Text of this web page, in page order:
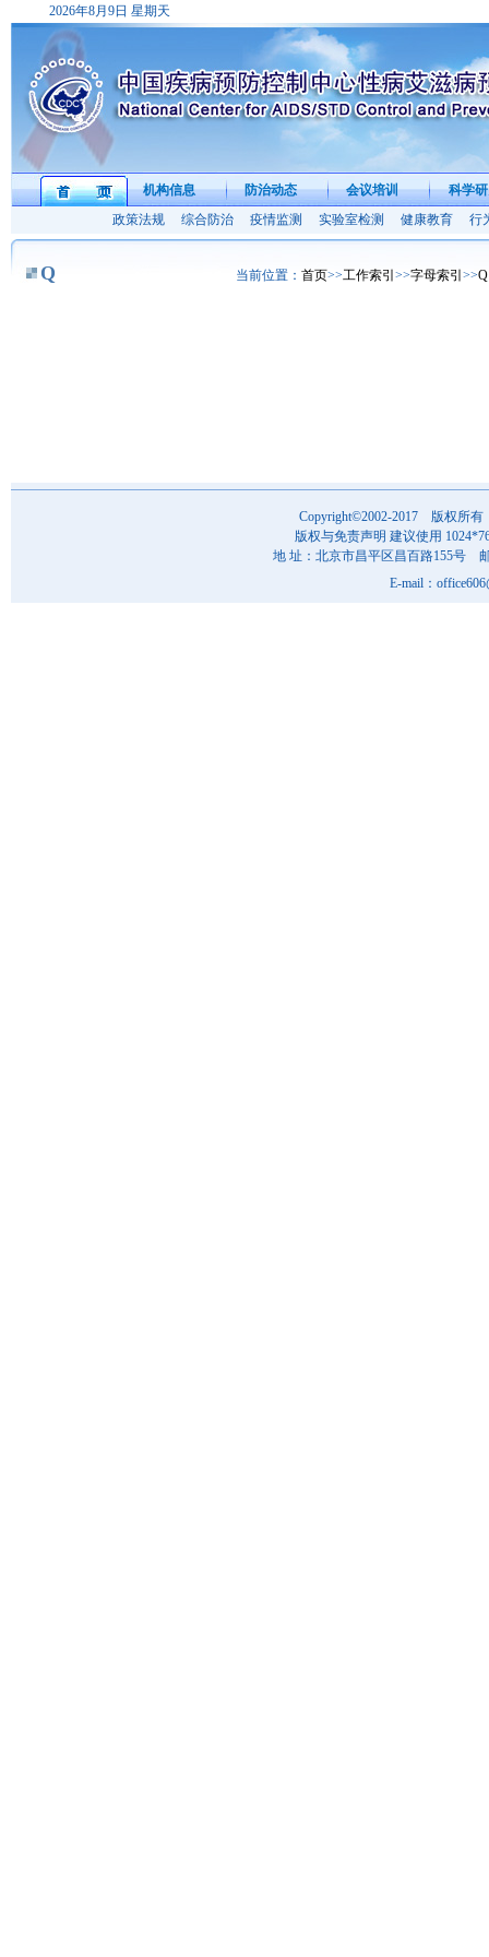
2026年8月9日 星期天
首 页 机构信息 防治动态 会议培训
科学
政策法规
综合防治 疫情监测 实验室检测 健康教育 行
Q 当前位置： 首页>>工作索引 >>字母索引 >>Q
Copyright©2002-2017 版权所有
版权与免责声明 建议使用
地 址：北京市昌平区昌百路155号
E-mail：